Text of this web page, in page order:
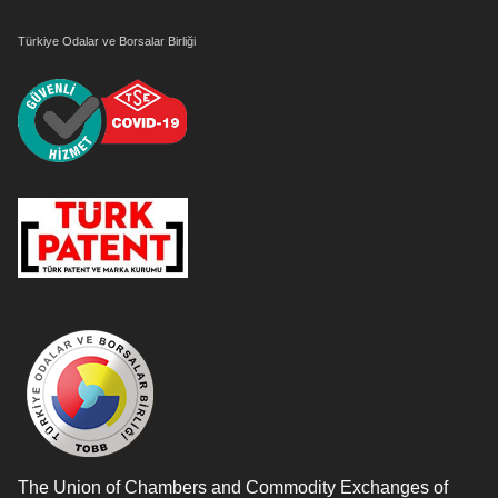
Türkiye Odalar ve Borsalar Birliği
The Union of Chambers and Commodity Exchanges of